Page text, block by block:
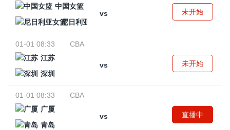
中国女篮
vs
尼日利亚女篮
未开始
01-01 08:33
CBA
江苏
vs
深圳
未开始
01-01 08:33
CBA
广厦
vs
青岛
直播中